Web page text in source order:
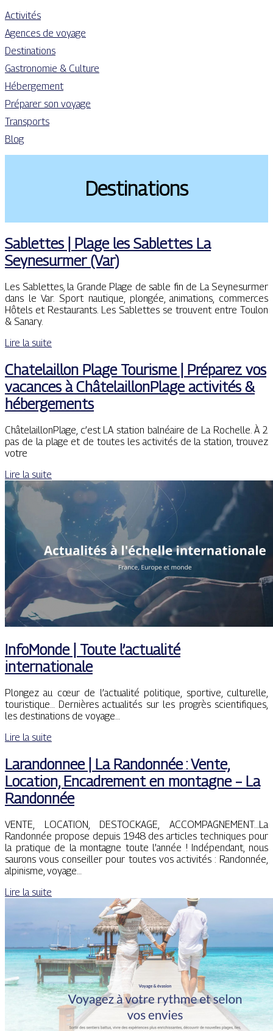
Activités
Agences de voyage
Destinations
Gastronomie & Culture
Hébergement
Préparer son voyage
Transports
Blog
Destinations
Sablettes | Plage les Sablettes La
Seynesurmer (Var)
Les Sablettes, la Grande Plage de sable fin de La Seynesurmer
dans le Var. Sport nautique, plongée, animations, commerces
Hôtels et Restaurants. Les Sablettes se trouvent entre Toulon
& Sanary.
Lire la suite
Chatelaillon Plage Tourisme | Préparez vos
vacances à Châte­lail­lonPlage activités &
héber­ge­ments
ChâtelaillonPlage, c’est LA station balnéaire de La Rochelle. À 2
pas de la plage et de toutes les activités de la station, trouvez
votre
Lire la suite
InfoMonde | Toute l’actualité
internationale
Plongez au cœur de l’actualité politique, sportive, culturelle,
touristique… Dernières actualités sur les progrès scientifiques,
les destinations de voyage…
Lire la suite
Larandonnee | La Randonnée : Vente,
Location, Encadrement en montagne – La
Randonnée
VENTE, LOCATION, DESTOCKAGE, ACCOMPAGNEMENT…La
Randonnée propose depuis 1948 des articles techniques pour
la pratique de la montagne toute l’année ! Indépendant, nous
saurons vous conseiller pour toutes vos activités : Randonnée,
alpinisme, voyage…
Lire la suite